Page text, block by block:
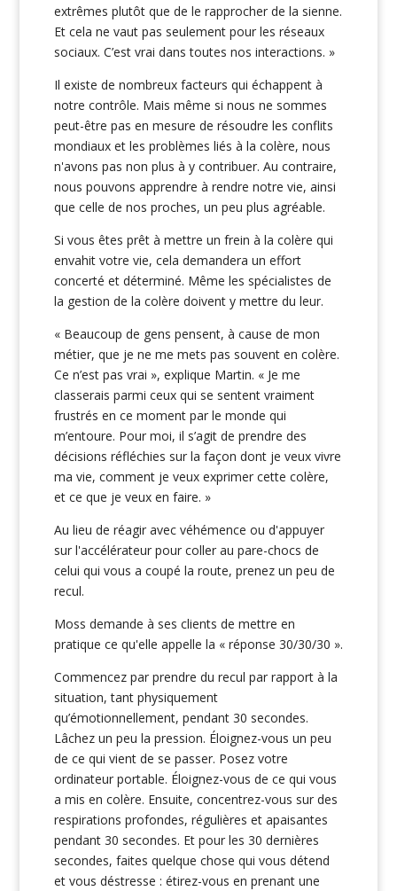
extrêmes plutôt que de le rapprocher de la sienne.
Et cela ne vaut pas seulement pour les réseaux
sociaux. C’est vrai dans toutes nos interactions. »
Il existe de nombreux facteurs qui échappent à
notre contrôle. Mais même si nous ne sommes
peut-être pas en mesure de résoudre les conflits
mondiaux et les problèmes liés à la colère, nous
n'avons pas non plus à y contribuer. Au contraire,
nous pouvons apprendre à rendre notre vie, ainsi
que celle de nos proches, un peu plus agréable.
Si vous êtes prêt à mettre un frein à la colère qui
envahit votre vie, cela demandera un effort
concerté et déterminé. Même les spécialistes de
la gestion de la colère doivent y mettre du leur.
« Beaucoup de gens pensent, à cause de mon
métier, que je ne me mets pas souvent en colère.
Ce n’est pas vrai », explique Martin. « Je me
classerais parmi ceux qui se sentent vraiment
frustrés en ce moment par le monde qui
m’entoure. Pour moi, il s’agit de prendre des
décisions réfléchies sur la façon dont je veux vivre
ma vie, comment je veux exprimer cette colère,
et ce que je veux en faire. »
Au lieu de réagir avec véhémence ou d'appuyer
sur l'accélérateur pour coller au pare-chocs de
celui qui vous a coupé la route, prenez un peu de
recul.
Moss demande à ses clients de mettre en
pratique ce qu'elle appelle la « réponse 30/30/30 ».
Commencez par prendre du recul par rapport à la
situation, tant physiquement
qu’émotionnellement, pendant 30 secondes.
Lâchez un peu la pression. Éloignez-vous un peu
de ce qui vient de se passer. Posez votre
ordinateur portable. Éloignez-vous de ce qui vous
a mis en colère. Ensuite, concentrez-vous sur des
respirations profondes, régulières et apaisantes
pendant 30 secondes. Et pour les 30 dernières
secondes, faites quelque chose qui vous détend
et vous déstresse : étirez-vous en prenant une